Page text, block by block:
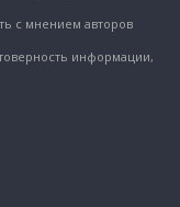
с мнением авторов
информации,